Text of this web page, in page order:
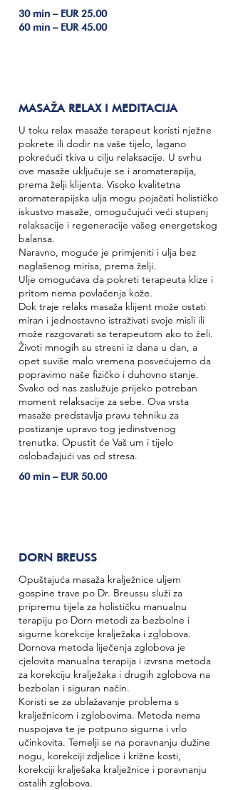
30 min – EUR 25.00
60 min – EUR 45.00
MASAŽA RELAX I MEDITACIJA
U toku relax masaže terapeut koristi nježne
pokrete ili dodir na vaše tijelo, lagano
pokrećući tkiva u cilju relaksacije. U svrhu
ove masaže uključuje se i aromaterapija,
prema želji klijenta. Visoko kvalitetna
aromaterapijska ulja mogu pojačati holističko
iskustvo masaže, omogučujući veći stupanj
relaksacije i regeneracije vašeg energetskog
balansa.
Naravno, moguće je primjeniti i ulja bez
naglašenog mirisa, prema želji.
Ulje omogućava da pokreti terapeuta klize i
pritom nema povlačenja kože.
Dok traje relaks masaža klijent može ostati
miran i jednostavno istraživati svoje misli ili
može razgovarati sa terapeutom ako to želi.
Životi mnogih su stresni iz dana u dan, a
opet suviše malo vremena posvećujemo da
popravimo naše fizičko i duhovno stanje.
Svako od nas zaslužuje prijeko potreban
moment relaksacije za sebe. Ova vrsta
masaže predstavlja pravu tehniku za
postizanje upravo tog jedinstvenog
trenutka. Opustit će Vaš um i tijelo
oslobađajući vas od stresa.
60 min – EUR 50.00
DORN BREUSS
Opuštajuća masaža kralježnice uljem
gospine trave po Dr. Breussu služi za
pripremu tijela za holističku manualnu
terapiju po Dorn metodi za bezbolne i
sigurne korekcije kralježaka i zglobova.
Dornova metoda liječenja zglobova je
cjelovita manualna terapija i izvrsna metoda
za korekciju kralježaka i drugih zglobova na
bezbolan i siguran način.
Koristi se za ublažavanje problema s
kralježnicom i zglobovima. Metoda nema
nuspojava te je potpuno sigurna i vrlo
učinkovita. Temelji se na poravnanju dužine
nogu, korekciji zdjelice i križne kosti,
korekciji kralješaka kralježnice i poravnanju
ostalih zglobova.